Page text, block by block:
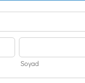
Soyad